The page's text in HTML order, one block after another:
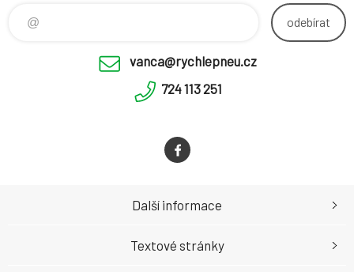
odebírat
vanca@rychlepneu.cz
724 113 251
Další informace
Textové stránky